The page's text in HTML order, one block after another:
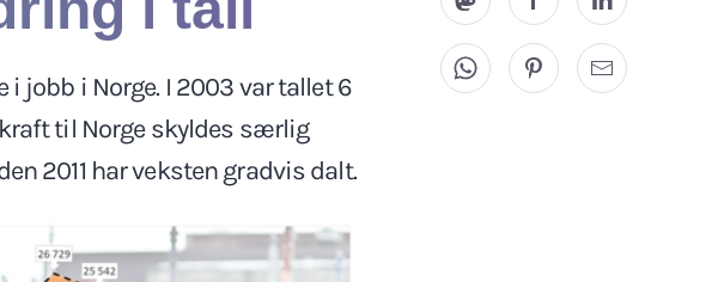
i jobb i Norge. I 2003 var tallet 6
til Norge skyldes særlig
2011 har veksten gradvis dalt.